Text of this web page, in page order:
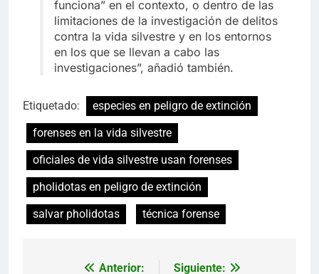
funciona” en el contexto, o dentro de las
limitaciones de la investigación de delitos
contra la vida silvestre y en los entornos
en los que se llevan a cabo las
investigaciones”, añadió también.
Etiquetado:
especies en peligro de extinción
forenses en la vida silvestre
oficiales de vida silvestre usan forenses
pholidotas en peligro de extinción
salvar pholidotas
técnica forense
Anterior: Siguiente: